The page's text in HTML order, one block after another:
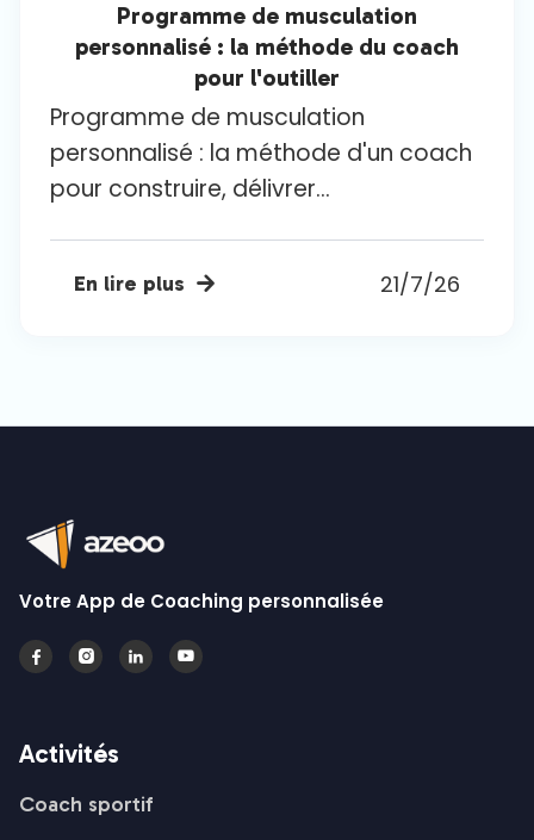
Programme de musculation
personnalisé : la méthode du coach
pour l'outiller
Programme de musculation
personnalisé : la méthode d'un coach
pour construire, délivrer...
En lire plus  21/7/26
Votre App de Coaching personnalisée
   
Activités
Coach sportif